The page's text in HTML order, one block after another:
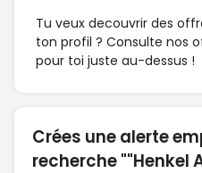
Tu veux decouvrir des
ton profil ? Consulte nos
pour toi juste au-dessus !
Crées une alerte
recherche ""Henkel